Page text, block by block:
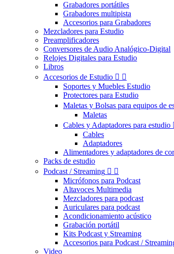
Grabadores portátiles
Grabadores multipista
Accesorios para Grabadores
Mezcladores para Estudio
Preamplificadores
Conversores de Audio Analógico-Digital
Relojes Digitales para Estudio
Libros
Accesorios de Estudio  
Soportes y Muebles Estudio
Protectores para Estudio
Maletas y Bolsas para equipos de
Maletas
Cables y Adaptadores para estudio
Cables
Adaptadores
Alimentadores y adaptadores de
Packs de estudio
Podcast / Streaming  
Micrófonos para Podcast
Altavoces Multimedia
Mezcladores para podcast
Auriculares para podcast
Acondicionamiento acústico
Grabación portátil
Kits Podcast y Streaming
Accesorios para Podcast /
Video